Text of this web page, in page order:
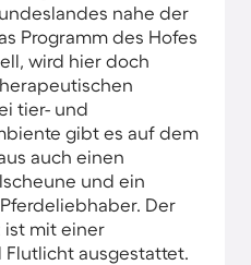
nahe der
Programm des Hofes
wird hier doch
tier- und
gibt es auf dem
auch einen
und ein
Der
ist mit einer
Flutlicht ausgestattet.